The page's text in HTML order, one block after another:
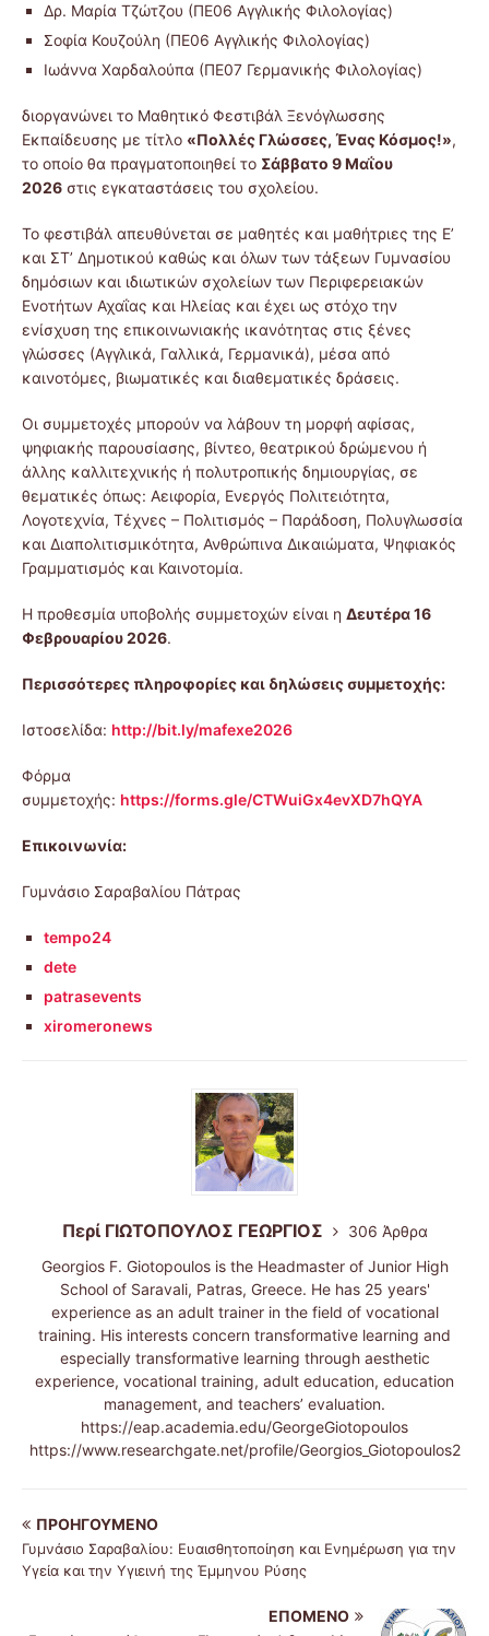
Δρ. Μαρία Τζώτζου (ΠΕ06 Αγγλικής Φιλολογίας)
Σοφία Κουζούλη (ΠΕ06 Αγγλικής Φιλολογίας)
Ιωάννα Χαρδαλούπα (ΠΕ07 Γερμανικής Φιλολογίας)
διοργανώνει το Μαθητικό Φεστιβάλ Ξενόγλωσσης
Εκπαίδευσης με τίτλο «Πολλές Γλώσσες, Ένας Κόσμος!»,
το οποίο θα πραγματοποιηθεί το Σάββατο 9 Μαΐου
2026 στις εγκαταστάσεις του σχολείου.
Το φεστιβάλ απευθύνεται σε μαθητές και μαθήτριες της Ε’
και ΣΤ’ Δημοτικού καθώς και όλων των τάξεων Γυμνασίου
δημόσιων και ιδιωτικών σχολείων των Περιφερειακών
Ενοτήτων Αχαΐας και Ηλείας και έχει ως στόχο την
ενίσχυση της επικοινωνιακής ικανότητας στις ξένες
γλώσσες (Αγγλικά, Γαλλικά, Γερμανικά), μέσα από
καινοτόμες, βιωματικές και διαθεματικές δράσεις.
Οι συμμετοχές μπορούν να λάβουν τη μορφή αφίσας,
ψηφιακής παρουσίασης, βίντεο, θεατρικού δρώμενου ή
άλλης καλλιτεχνικής ή πολυτροπικής δημιουργίας, σε
θεματικές όπως: Αειφορία, Ενεργός Πολιτειότητα,
Λογοτεχνία, Τέχνες – Πολιτισμός – Παράδοση, Πολυγλωσσία
και Διαπολιτισμικότητα, Ανθρώπινα Δικαιώματα, Ψηφιακός
Γραμματισμός και Καινοτομία.
Η προθεσμία υποβολής συμμετοχών είναι η Δευτέρα 16
Φεβρουαρίου 2026.
Περισσότερες πληροφορίες και δηλώσεις συμμετοχής:
Ιστοσελίδα: http://bit.ly/mafexe2026
Φόρμα
συμμετοχής: https://forms.gle/CTWuiGx4evXD7hQYA
Επικοινωνία:
Γυμνάσιο Σαραβαλίου Πάτρας
tempo24
dete
patrasevents
xiromeronews
Περί ΓΙΩΤΟΠΟΥΛΟΣ ΓΕΩΡΓΙΟΣ
306 Άρθρα
Georgios F. Giotopoulos is the Headmaster of Junior High
School of Saravali, Patras, Greece. He has 25 years'
experience as an adult trainer in the field of vocational
training. His interests concern transformative learning and
especially transformative learning through aesthetic
experience, vocational training, adult education, education
management, and teachers’ evaluation.
https://eap.academia.edu/GeorgeGiotopoulos
https://www.researchgate.net/profile/Georgios_Giotopoulos2
ΠΡΟΗΓΟΎΜΕΝΟ
Γυμνάσιο Σαραβαλίου: Ευαισθητοποίηση και Ενημέρωση για την
Υγεία και την Υγιεινή της Έμμηνου Ρύσης
ΕΠΌΜΕΝΟ